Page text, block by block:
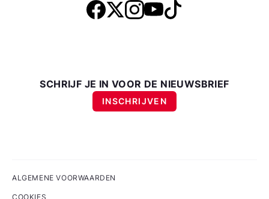
SCHRIJF JE IN VOOR DE NIEUWSBRIEF
INSCHRIJVEN
ALGEMENE VOORWAARDEN
COOKIES